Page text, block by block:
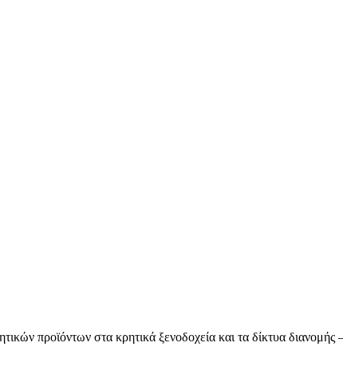
προϊόντων στα κρητικά ξενοδοχεία και τα δίκτυα